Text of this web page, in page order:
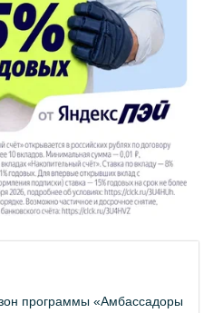
программы «Амбассадоры